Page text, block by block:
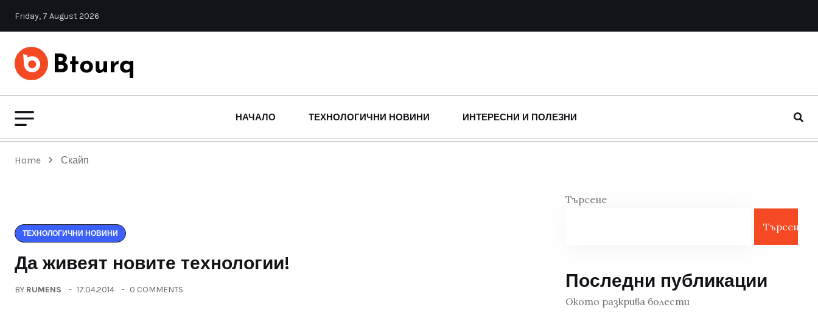
Friday, 7 August 2026
НАЧАЛО ТЕХНОЛОГИЧНИ НОВИНИ ИНТЕРЕСНИ И ПОЛЕЗНИ
Home Скайп
ТЕХНОЛОГИЧНИ НОВИНИ
Да живеят новите технологии!
BY RUMENS 17.04.2014 0 COMMENTS
Търсене
Търсене
Последни публикации
Окото разкрива болести